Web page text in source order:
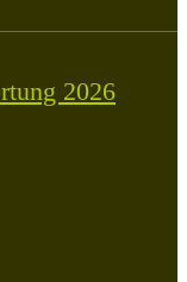
2026